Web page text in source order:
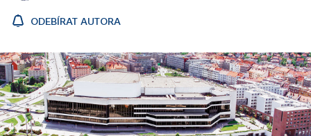
ODEBÍRAT AUTORA